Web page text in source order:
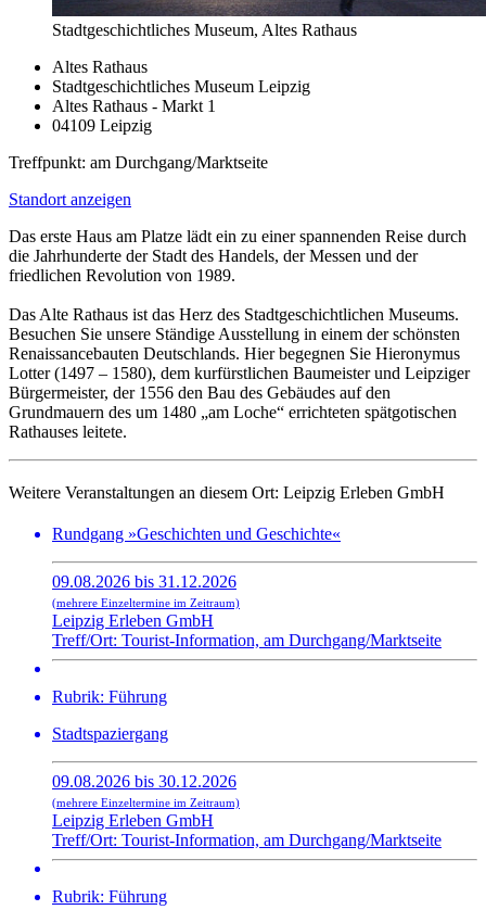
Stadtgeschichtliches Museum, Altes Rathaus
Altes Rathaus
Stadtgeschichtliches Museum Leipzig
Altes Rathaus - Markt 1
04109 Leipzig
Treffpunkt: am Durchgang/Marktseite
Standort anzeigen
Das erste Haus am Platze lädt ein zu einer spannenden Reise durch
die Jahrhunderte der Stadt des Handels, der Messen und der
friedlichen Revolution von 1989.
Das Alte Rathaus ist das Herz des Stadtgeschichtlichen Museums.
Besuchen Sie unsere Ständige Ausstellung in einem der schönsten
Renaissancebauten Deutschlands. Hier begegnen Sie Hieronymus
Lotter (1497 – 1580), dem kurfürstlichen Baumeister und Leipziger
Bürgermeister, der 1556 den Bau des Gebäudes auf den
Grundmauern des um 1480 „am Loche“ errichteten spätgotischen
Rathauses leitete.
Weitere Veranstaltungen an diesem Ort: Leipzig Erleben GmbH
Rundgang »Geschichten und Geschichte«
09.08.2026 bis 31.12.2026
(mehrere Einzeltermine im Zeitraum)
Leipzig Erleben GmbH
Treff/Ort: Tourist-Information, am Durchgang/Marktseite
Rubrik: Führung
Stadtspaziergang
09.08.2026 bis 30.12.2026
(mehrere Einzeltermine im Zeitraum)
Leipzig Erleben GmbH
Treff/Ort: Tourist-Information, am Durchgang/Marktseite
Rubrik: Führung